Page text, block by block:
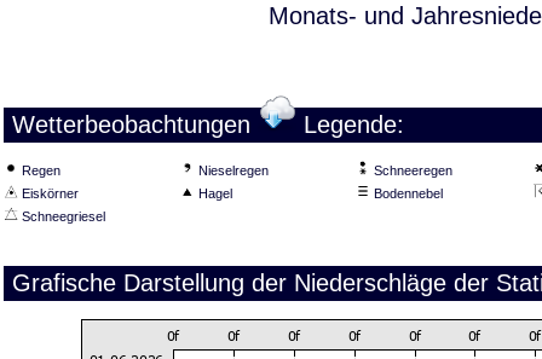
Monats- und
Wetterbeobachtungen Legende:
Regen Nieselregen
Schneeregen
Eiskörner
Hagel
Bodennebel
Schneegriesel
Grafische Darstellung der Niederschläge der